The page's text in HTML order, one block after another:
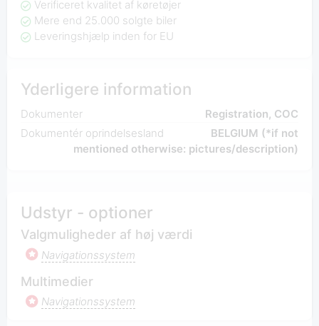
Verificeret kvalitet af køretøjer
Mere end 25.000 solgte biler
Leveringshjælp inden for EU
Yderligere information
Dokumenter
Registration, COC
Dokumentér oprindelsesland
BELGIUM (*if not
mentioned otherwise: pictures/description)
Udstyr - optioner
Valgmuligheder af høj værdi
Navigationssystem
Multimedier
Navigationssystem